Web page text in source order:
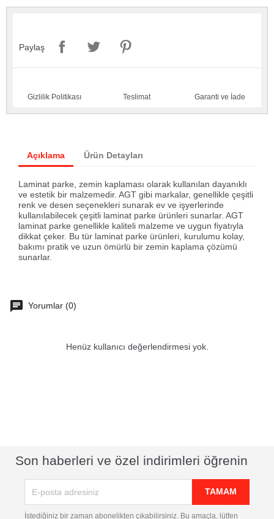
Paylaş
Gizlilik Politikası Teslimat Garanti ve İade
Açıklama Ürün Detayları
Laminat parke, zemin kaplaması olarak kullanılan dayanıklı
ve estetik bir malzemedir. AGT gibi markalar, genellikle çeşitli
renk ve desen seçenekleri sunarak ev ve işyerlerinde
kullanılabilecek çeşitli laminat parke ürünleri sunarlar. AGT
laminat parke genellikle kaliteli malzeme ve uygun fiyatıyla
dikkat çeker. Bu tür laminat parke ürünleri, kurulumu kolay,
bakımı pratik ve uzun ömürlü bir zemin kaplama çözümü
sunarlar.
Yorumlar (0)
Henüz kullanıcı değerlendirmesi yok.
Son haberleri ve özel indirimleri öğrenin
İstediğiniz bir zaman abonelikten çıkabilirsiniz. Bu amaçla, lütfen